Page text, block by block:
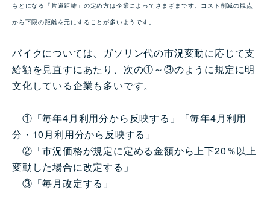
もとになる「片道距離」の定め方は企業によってさまざまです。コスト削減の観点
から下限の距離を元にすることが多いようです。
バイクについては、ガソリン代の市況変動に応じて支
給額を見直すにあたり、次の①～③のように規定に明
文化している企業も多いです。
①「毎年4月利用分から反映する」「毎年4月利用
分・10月利用分から反映する」
②「市況価格が規定に定める金額から上下20％以上
変動した場合に改定する」
③「毎月改定する」